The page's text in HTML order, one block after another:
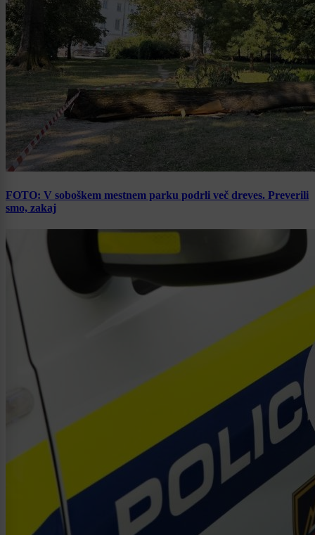
FOTO: V soboškem mestnem parku podrli več dreves. Preverili
smo, zakaj